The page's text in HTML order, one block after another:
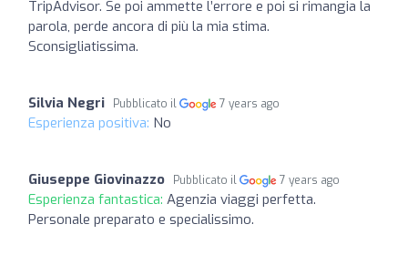
TripAdvisor. Se poi ammette l’errore e poi si rimangia la
parola, perde ancora di più la mia stima.
Sconsigliatissima.
Silvia Negri Pubblicato il 7 years ago
Esperienza positiva: No
Giuseppe Giovinazzo Pubblicato il 7 years ago
Esperienza fantastica: Agenzia viaggi perfetta.
Personale preparato e specialissimo.